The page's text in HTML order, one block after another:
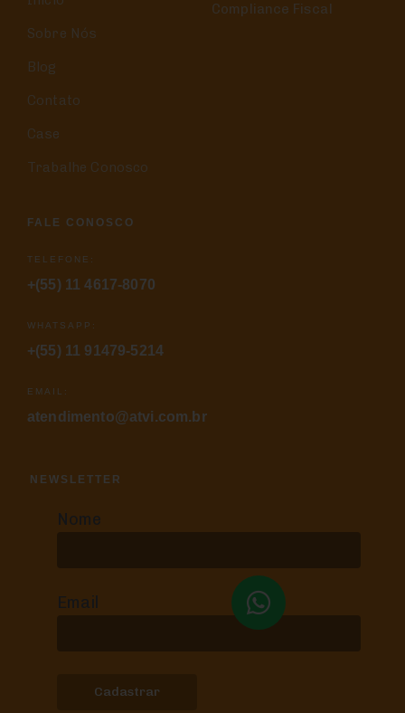
Sobre Nós
Blog
Contato
Case
Trabalhe Conosco
Compliance Fiscal
FALE CONOSCO
TELEFONE:
+(55) 11 4617-8070
WHATSAPP:
+(55) 11 91479-5214
EMAIL:
atendimento@atvi.com.br
NEWSLETTER
Nome
Email